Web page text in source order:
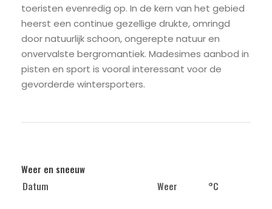
toeristen evenredig op. In de kern van het gebied
heerst een continue gezellige drukte, omringd
door natuurlijk schoon, ongerepte natuur en
onvervalste bergromantiek. Madesimes aanbod in
pisten en sport is vooral interessant voor de
gevorderde wintersporters.
Weer en sneeuw
Datum
Weer °C